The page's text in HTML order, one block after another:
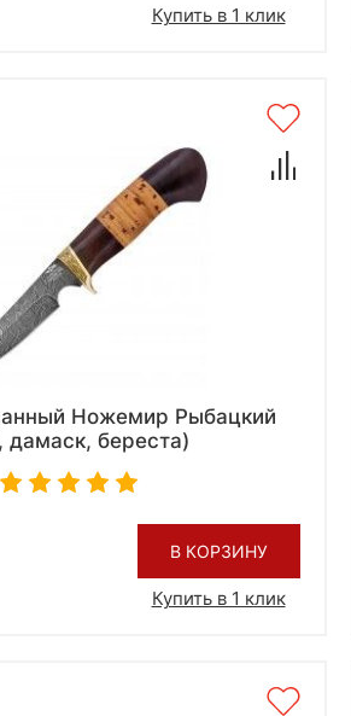
Купить в 1 клик
Ножемир Рыбацкий
дамаск, береста)
В КОРЗИНУ
Купить в 1 клик